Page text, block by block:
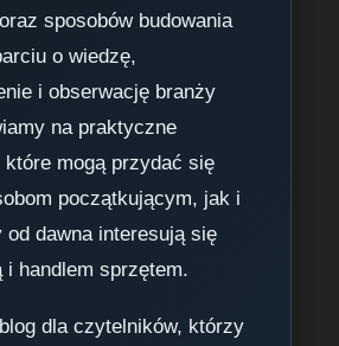
sposobów budowania
o wiedzę,
i obserwację branży
na praktyczne
które mogą przydać się
początkującym, jak i
dawna interesują się
i handlem sprzętem.
dla czytelników, którzy